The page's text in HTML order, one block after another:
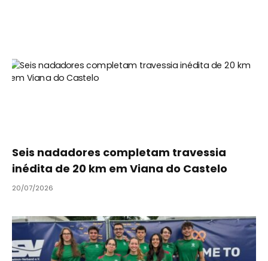
Seis nadadores completam travessia
inédita de 20 km em Viana do Castelo
20/07/2026